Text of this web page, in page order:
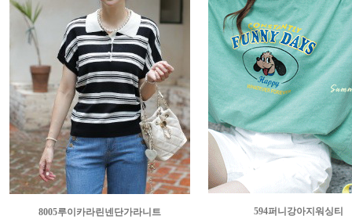
8005루이카라린넨단가라니트
594퍼니강아지워싱티